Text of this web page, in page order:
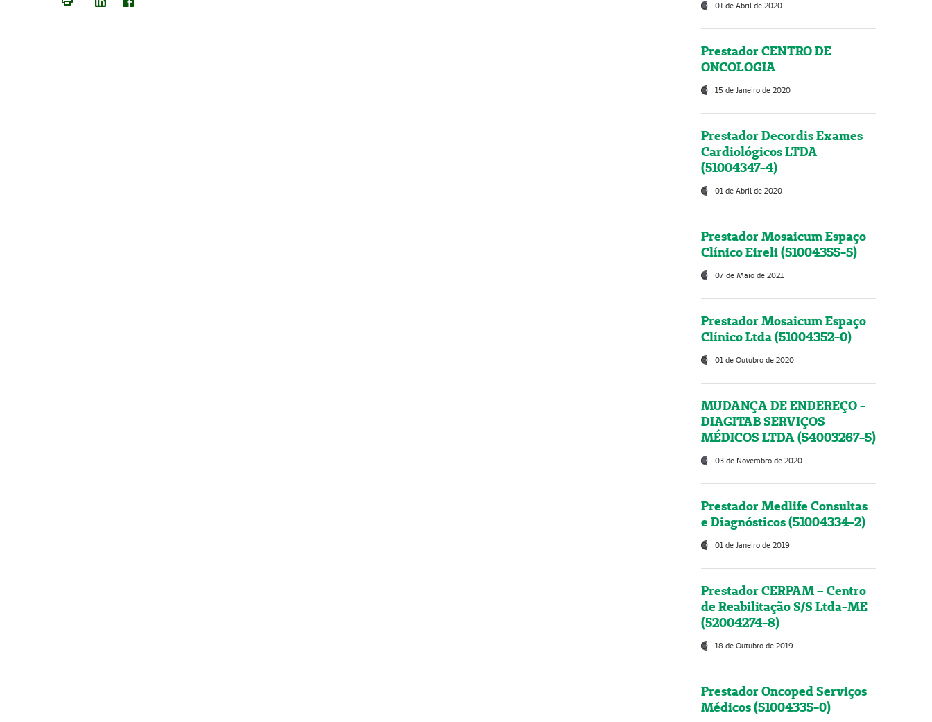
01 de Abril de 2020
Prestador CENTRO DE
ONCOLOGIA
15 de Janeiro de 2020
Prestador Decordis Exames
Cardiológicos LTDA
(51004347-4)
01 de Abril de 2020
Prestador Mosaicum Espaço
Clínico Eireli (51004355-5)
07 de Maio de 2021
Prestador Mosaicum Espaço
Clínico Ltda (51004352-0)
01 de Outubro de 2020
MUDANÇA DE ENDEREÇO -
DIAGITAB SERVIÇOS
MÉDICOS LTDA (54003267-5)
03 de Novembro de 2020
Prestador Medlife Consultas
e Diagnósticos (51004334-2)
01 de Janeiro de 2019
Prestador CERPAM – Centro
de Reabilitação S/S Ltda-ME
(52004274-8)
18 de Outubro de 2019
Prestador Oncoped Serviços
Médicos (51004335-0)